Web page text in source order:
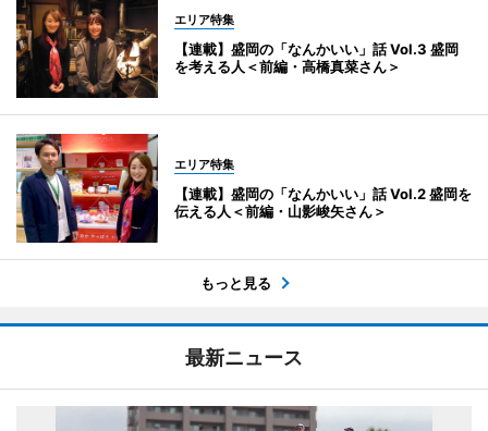
エリア特集
【連載】盛岡の「なんかいい」話 Vol.3 盛岡
を考える人＜前編・高橋真菜さん＞
エリア特集
【連載】盛岡の「なんかいい」話 Vol.2 盛岡を
伝える人＜前編・山影峻矢さん＞
もっと見る
最新ニュース